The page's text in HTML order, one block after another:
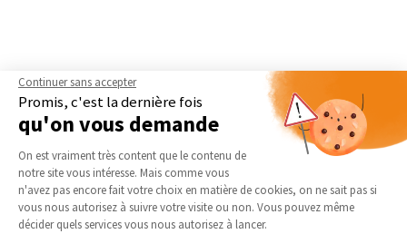
Continuer sans accepter
Promis, c'est la dernière fois
qu'on vous demande
Plateforme de Gestion du
On est vraiment très content que le contenu de
notre site vous intéresse. Mais comme vous
n'avez pas encore fait votre choix en matière de cookies, on ne sait pas si
vous nous autorisez à suivre votre visite ou non. Vous pouvez même
décider quels services vous nous autorisez à lancer.
Axeptio consent